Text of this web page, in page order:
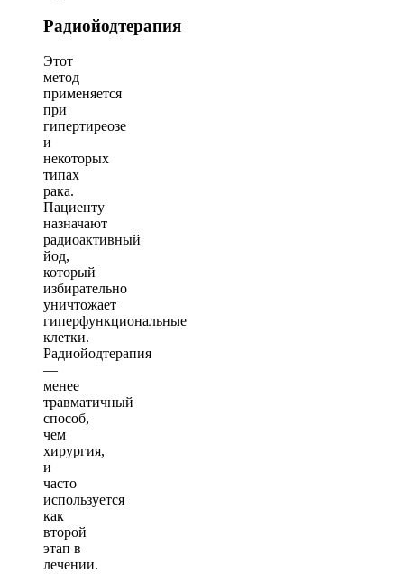
Радиойодтерапия
Этот
метод
применяется
при
гипертиреозе
и
некоторых
типах
рака.
Пациенту
назначают
радиоактивный
йод,
который
избирательно
уничтожает
гиперфункциональные
клетки.
Радиойодтерапия
—
менее
травматичный
способ,
чем
хирургия,
и
часто
используется
как
второй
этап в
лечении.